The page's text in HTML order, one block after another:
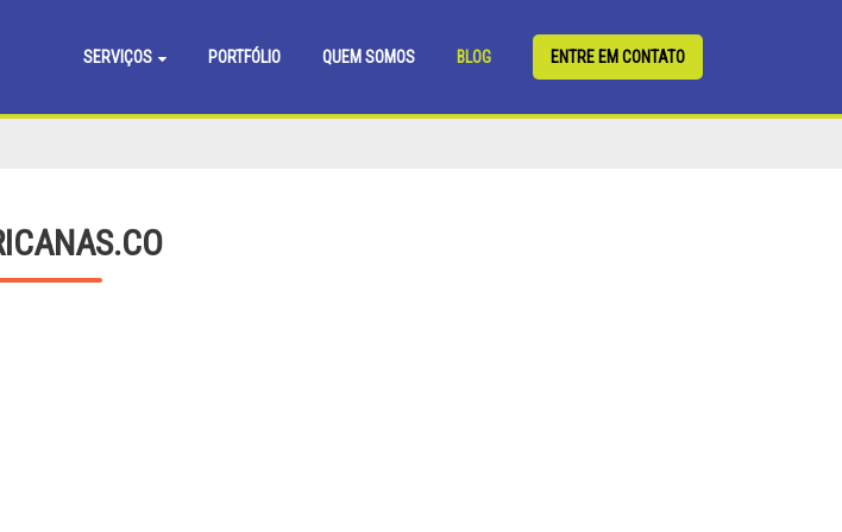
SERVIÇOS PORTFÓLIO QUEM SOMOS BLOG ENTRE EM CONTATO